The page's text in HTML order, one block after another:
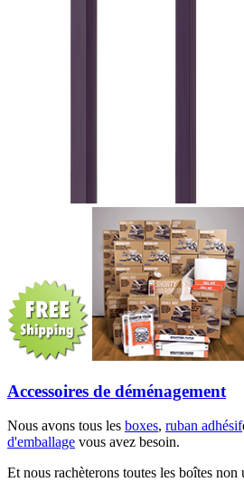
Accessoires de déménagement
Nous avons tous les boxes, ruban adhésif
d'emballage vous avez besoin.
Et nous rachèterons toutes les boîtes non